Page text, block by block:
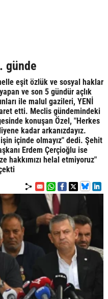
günde
eşit özlük ve sosyal haklar
ve son 5 gündür açlık
ile malul gazileri, YENİ
etti. Meclis gündemindeki
konuşan Özel, "Herkes
kadar arkanızdayız.
içinde olmayız" dedi. Şehit
Erdem Çerçioğlu ise
hakkımızı helal etmiyoruz"